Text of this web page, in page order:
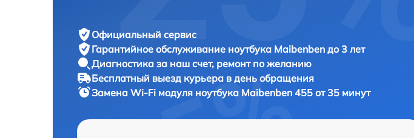
Официальный сервис
Гарантийное обслуживание ноутбука Maibenben до 3 лет
Диагностика за наш счет, ремонт по желанию
Бесплатный выезд курьера в день обращения
Замена Wi-Fi модуля ноутбука Maibenben 455 от 35 минут